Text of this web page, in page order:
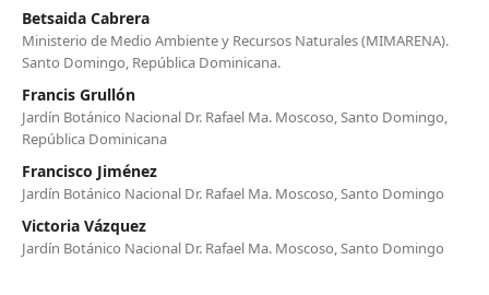
Betsaida Cabrera
Ministerio de Medio Ambiente y Recursos Naturales (MIMARENA).
Santo Domingo, República Dominicana.
Francis Grullón
Jardín Botánico Nacional Dr. Rafael Ma. Moscoso, Santo Domingo,
República Dominicana
Francisco Jiménez
Jardín Botánico Nacional Dr. Rafael Ma. Moscoso, Santo Domingo
Victoria Vázquez
Jardín Botánico Nacional Dr. Rafael Ma. Moscoso, Santo Domingo